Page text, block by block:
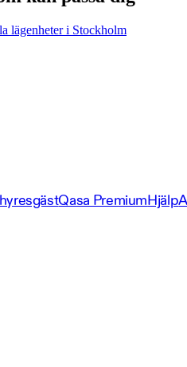
lägenheter i Stockholm
Qasa PremiumHjälp